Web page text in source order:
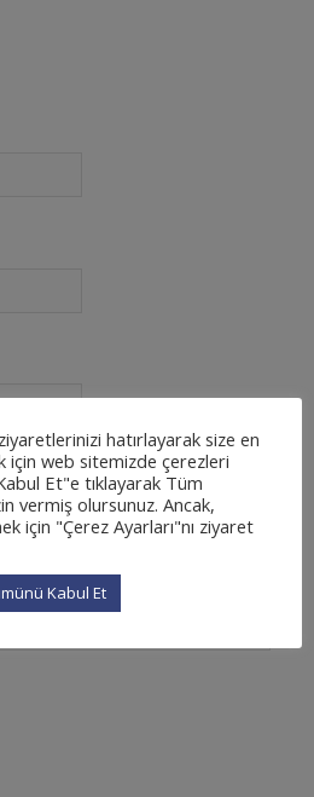
hatırlayarak size en
için web sitemizde çerezleri
Et"e tıklayarak Tüm
vermiş olursunuz. Ancak,
için "Çerez Ayarları"nı ziyaret
Kabul Et